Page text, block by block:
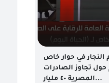
في حوار خاص
حول تجاوز الصادرات
المصرية ٤٠ مليار...